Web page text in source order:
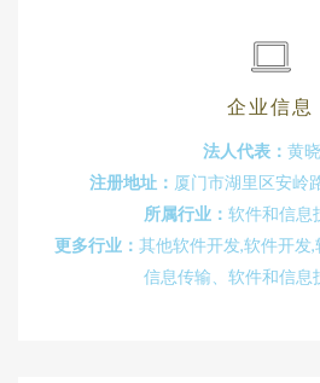
企业信息
法人代表： 黄
注册地址： 厦门市湖里区安岭
所属行业： 软件和信息
更多行业： 其他软件开发,软件开发
信息传输、软件和信息